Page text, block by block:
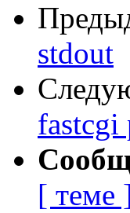
stdout
fastcgi
[ теме